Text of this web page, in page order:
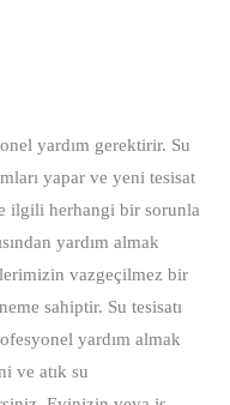
yardım gerektirir. Su
yapar ve yeni tesisat
ilgili herhangi bir sorunla
yardım almak
vazgeçilmez bir
sahiptir. Su tesisatı
yardım almak
ve atık su